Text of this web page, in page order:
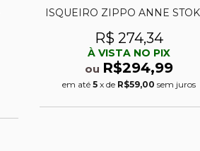
ISQUEIRO ZIPPO ANNE
R$ 274,34
À VISTA NO PIX
ou R$294,99
em até 5 x de R$59,00 sem juros